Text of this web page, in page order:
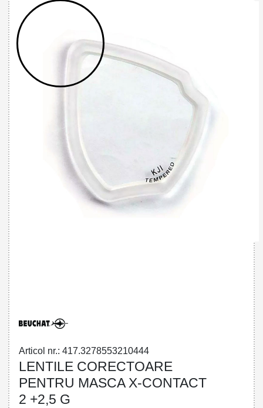
Articol nr.: 417.3278553210444
LENTILE CORECTOARE
PENTRU MASCA X-CONTACT
2 +2,5 G